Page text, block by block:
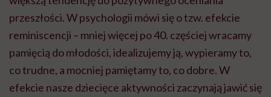
przeszłości. W psychologii mówi się o tzw. efekcie
reminiscencji – mniej więcej po 40. częściej wracamy
pamięcią do młodości, idealizujemy ją, wypieramy to,
co trudne, a mocniej pamiętamy to, co dobre. W
efekcie nasze dziecięce aktywności zaczynają jawić się